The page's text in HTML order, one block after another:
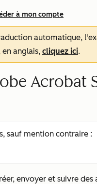
à mon compte
automatique,
anglais, cliquez ici.
Acrobat
sauf mention contraire :
envoyer et suivre des